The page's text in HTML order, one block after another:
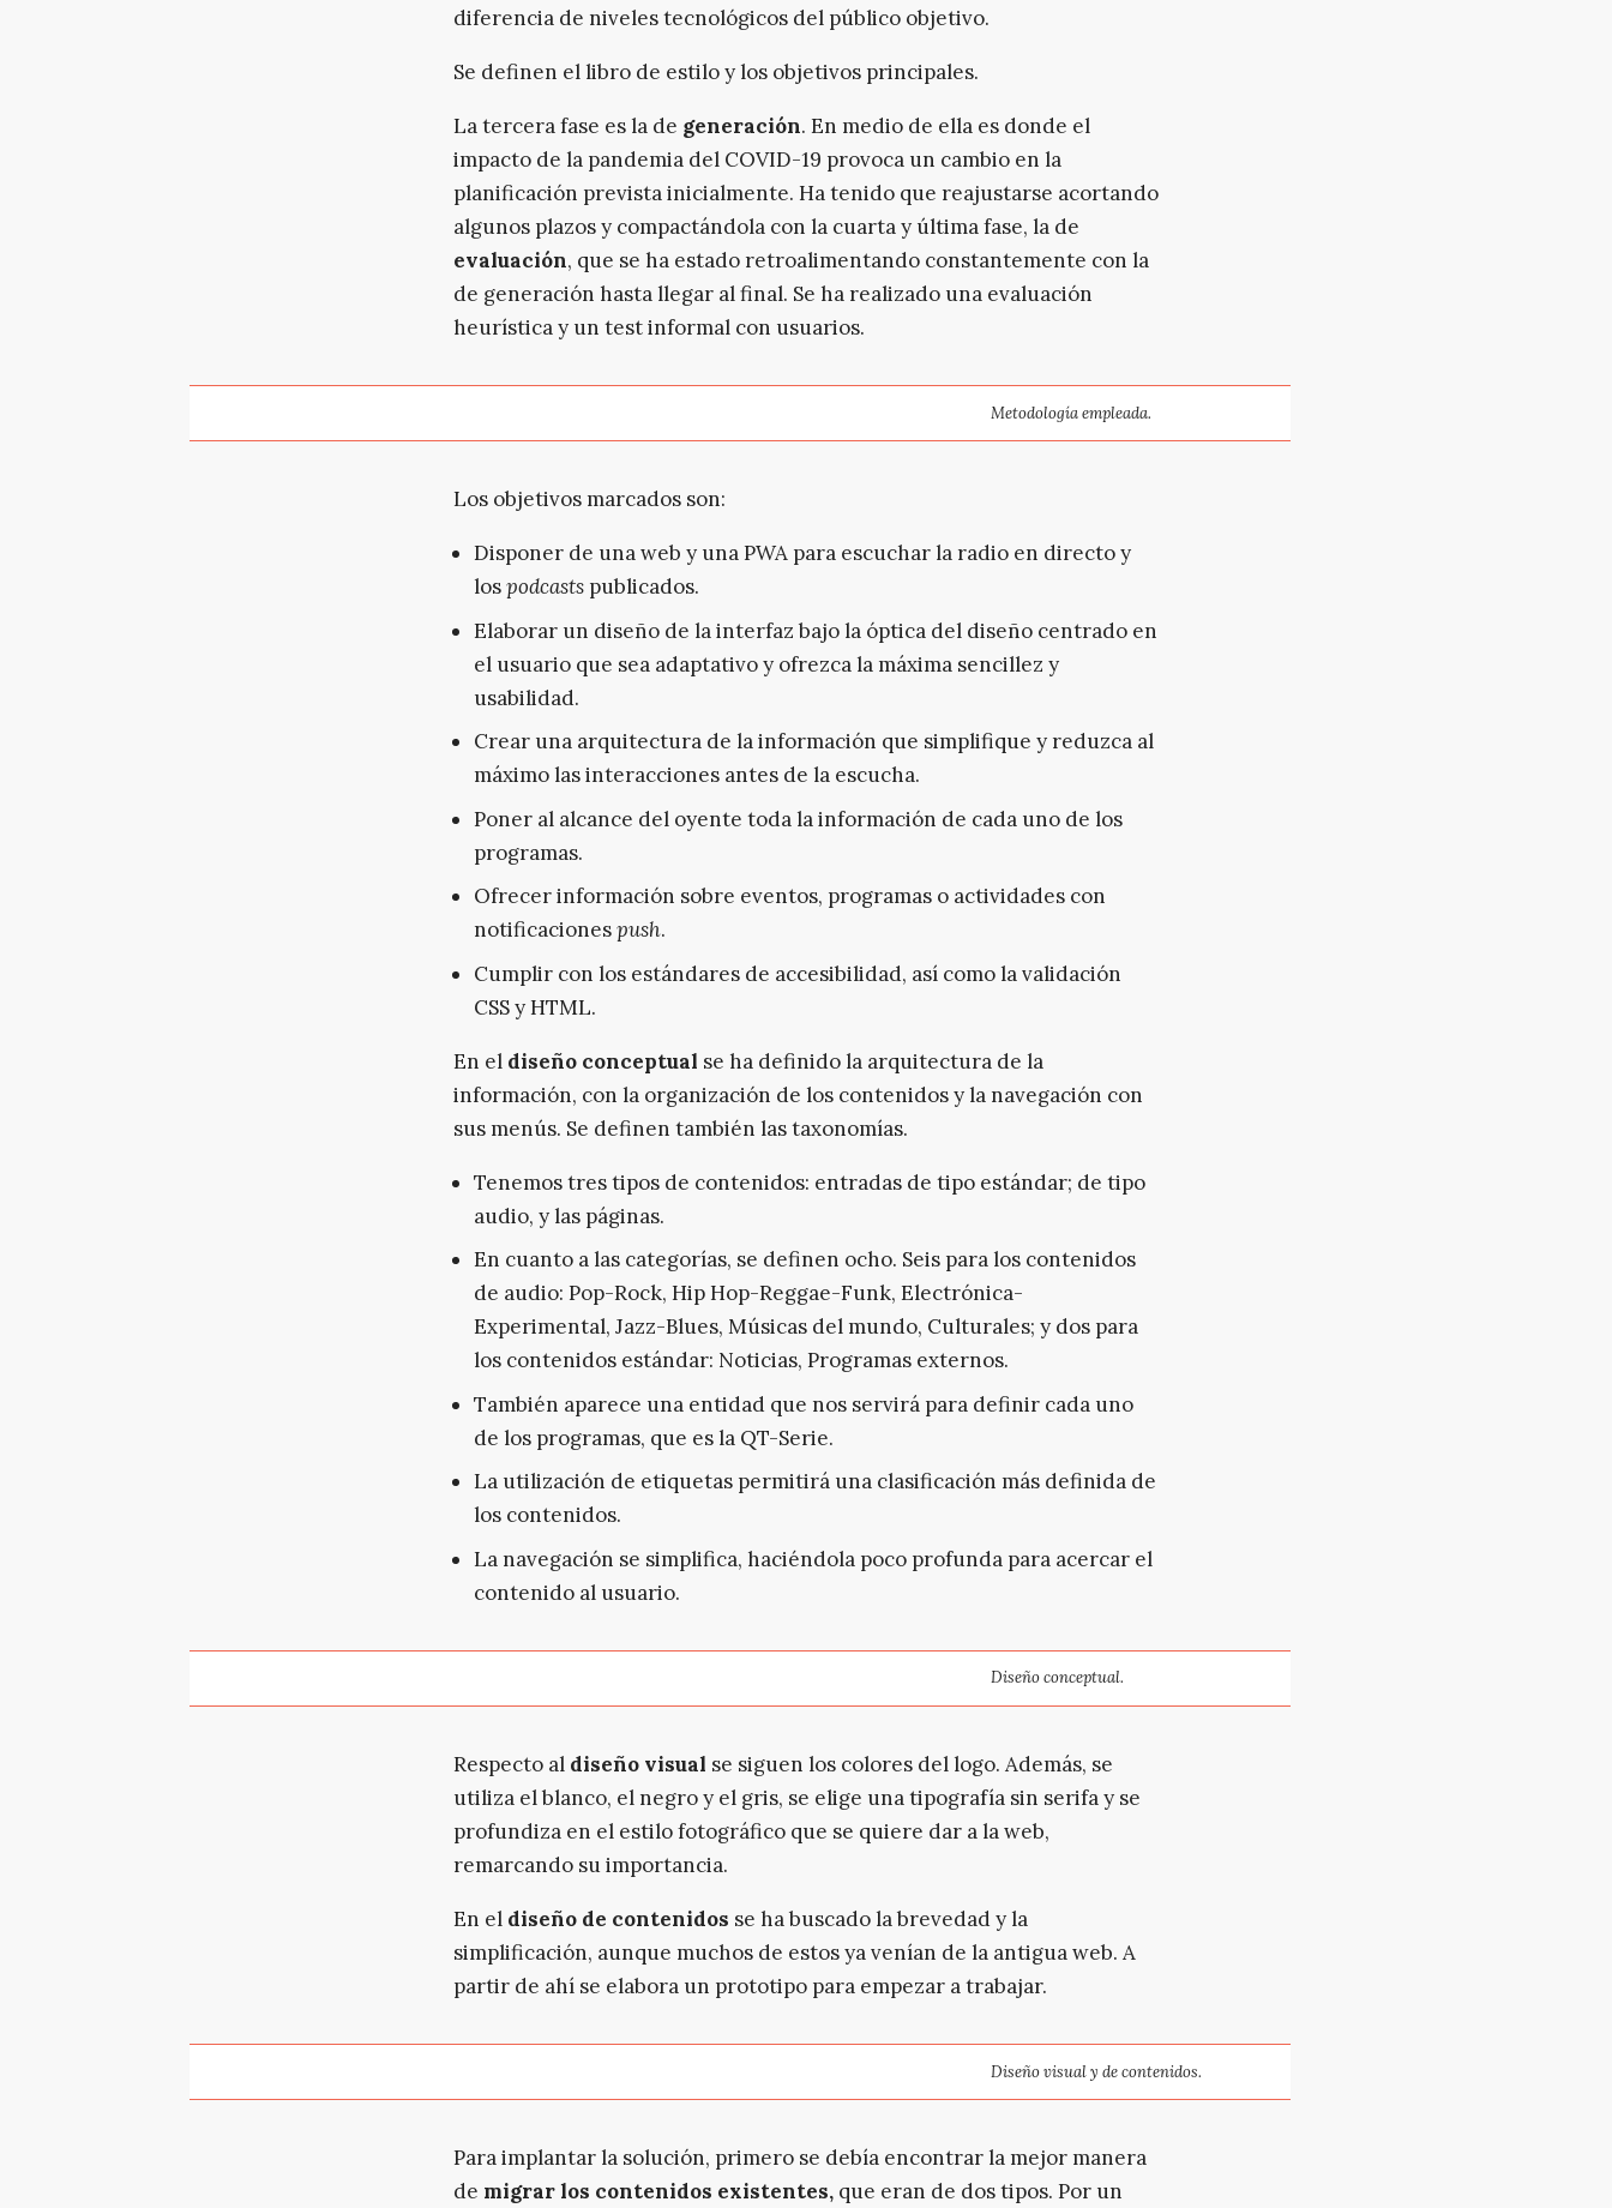
diferencia de niveles tecnológicos del público objetivo.
Se definen el libro de estilo y los objetivos principales.
La tercera fase es la de generación. En medio de ella es donde el
impacto de la pandemia del COVID-19 provoca un cambio en la
planificación prevista inicialmente. Ha tenido que reajustarse acortando
algunos plazos y compactándola con la cuarta y última fase, la de
evaluación, que se ha estado retroalimentando constantemente con la
de generación hasta llegar al final. Se ha realizado una evaluación
heurística y un test informal con usuarios.
Metodología empleada.
Los objetivos marcados son:
Disponer de una web y una PWA para escuchar la radio en directo y
lospodcasts publicados.
Elaborar un diseño de la interfaz bajo la óptica del diseño centrado en
el usuario que sea adaptativo y ofrezca la máxima sencillez y
usabilidad.
Crear una arquitectura de la información que simplifique y reduzca al
máximo las interacciones antes de la escucha.
Poner al alcance del oyente toda la información de cada uno de los
programas.
Ofrecer información sobre eventos, programas o actividades con
notificacionespush.
Cumplir con los estándares de accesibilidad, así como la validación
CSS y HTML.
En el diseño conceptual se ha definido la arquitectura de la
información, con la organización de los contenidos y la navegación con
sus menús. Se definen también las taxonomías.
Tenemos tres tipos de contenidos: entradas de tipo estándar; de tipo
audio, y las páginas.
En cuanto a las categorías, se definen ocho. Seis para los contenidos
de audio: Pop-Rock, Hip Hop-Reggae-Funk, Electrónica-
Experimental, Jazz-Blues, Músicas del mundo, Culturales; y dos para
los contenidos estándar: Noticias, Programas externos.
También aparece una entidad que nos servirá para definir cada uno
de los programas, que es la QT-Serie.
La utilización de etiquetas permitirá una clasificación más definida de
los contenidos.
La navegación se simplifica, haciéndola poco profunda para acercar el
contenido al usuario.
Diseño conceptual.
Respecto al diseño visual se siguen los colores del logo. Además, se
utiliza el blanco, el negro y el gris, se elige una tipografía sin serifa y se
profundiza en el estilo fotográfico que se quiere dar a la web,
remarcando su importancia.
En el diseño de contenidos se ha buscado la brevedad y la
simplificación, aunque muchos de estos ya venían de la antigua web. A
partir de ahí se elabora un prototipo para empezar a trabajar.
Diseño visual y de contenidos.
Para implantar la solución, primero se debía encontrar la mejor manera
de migrar los contenidos existentes, que eran de dos tipos. Por un